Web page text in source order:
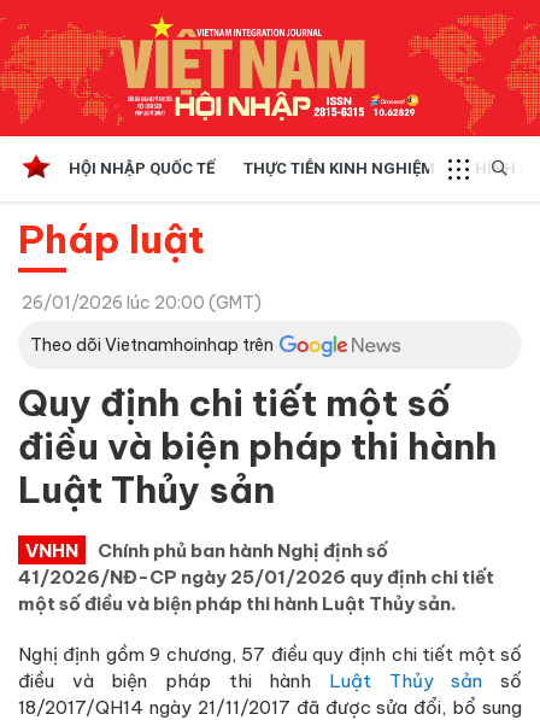
HỘI NHẬP QUỐC TẾ THỰC TIỄN KINH NGHIỆM CHÍNH
Pháp luật
26/01/2026 lúc 20:00 (GMT)
Theo dõi Vietnamhoinhap trên
Quy định chi tiết một số
điều và biện pháp thi hành
Luật Thủy sản
VNHN
Chính phủ ban hành Nghị định số
41/2026/NĐ-CP ngày 25/01/2026 quy định chi tiết
một số điều và biện pháp thi hành Luật Thủy sản.
Nghị định gồm 9 chương, 57 điều quy định chi tiết một số
điều và biện pháp thi hành Luật Thủy sản số
18/2017/QH14 ngày 21/11/2017 đã được sửa đổi, bổ sung